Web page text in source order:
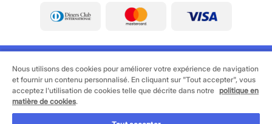
©2026 Cornèrcard - Cornèr Banque SA, Cornèrcard,
Via Canova 16, 6901 Lugano
Nous utilisons des cookies pour améliorer votre expérience de navigation
et fournir un contenu personnalisé. En cliquant sur "Tout accepter", vous
acceptez l'utilisation de cookies telle que décrite dans notre politique en
matière de cookies.